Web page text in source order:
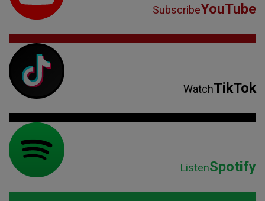
SubscribeYouTube
WatchTikTok
ListenSpotify